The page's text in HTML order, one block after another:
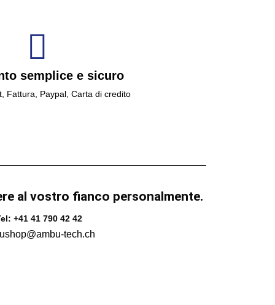
semplice e sicuro
Fattura, Paypal, Carta di credito
al vostro fianco personalmente.
+41 41 790 42 42
tech.ch